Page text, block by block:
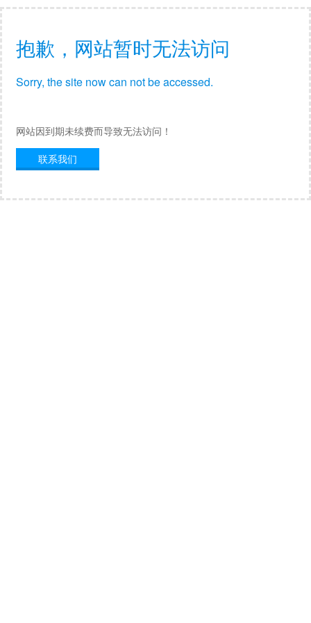
抱歉，网站暂时无法访问
Sorry, the site now can not be accessed.
网站因到期未续费而导致无法访问！
联系我们